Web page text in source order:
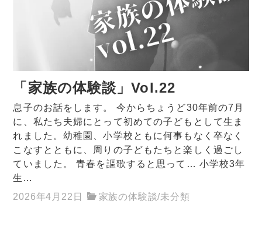
「家族の体験談」Vol.22
息子のお話をします。 今からちょうど30年前の7月
に、私たち夫婦にとって初めての子どもとして生ま
れました。幼稚園、小学校ともに何事もなく卒なく
こなすとともに、周りの子どもたちと楽しく過ごし
ていました。 青春を謳歌すると思って… 小学校3年
生...
2026年4月22日
家族の体験談/未分類